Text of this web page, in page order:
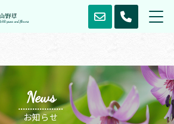
News
お知らせ